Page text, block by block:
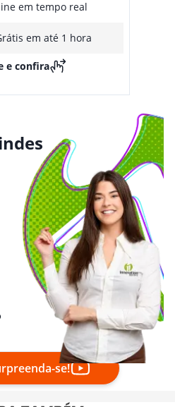
em tempo real
em até 1 hora
e confira
se!